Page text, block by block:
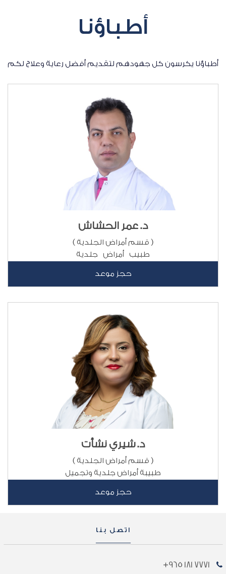
أطباؤنا
أطباؤنا يكرسون كل جهودهم لتقديم أفضل رعاية وعلاج لكم
د. عمر الحشاش
( قسم أمراض الجلدية )
طبيب أمراض جلدية
حجز موعد
د. شيري نشأت
( قسم أمراض الجلدية )
طبيبة أمراض جلدية وتجميل
حجز موعد
اتصل بنا
7771 181 965+